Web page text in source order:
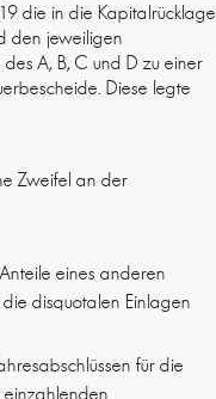
die in die Kapitalrücklage
den jeweiligen
A, B, C und D zu einer
Diese legte
Zweifel an der
eines anderen
disquotalen Einlagen
für die
einzahlenden